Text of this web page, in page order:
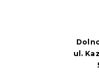
ul.